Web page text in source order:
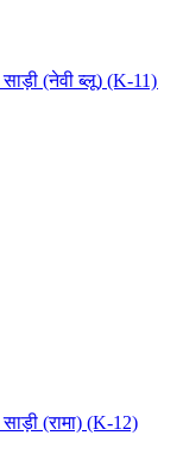
(नेवी ब्लू) (K-11)
(रामा) (K-12)